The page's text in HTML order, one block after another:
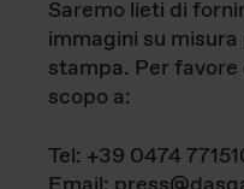
Saremo lieti di
immagini su
stampa. Per
scopo a:
Tel: +39 0474